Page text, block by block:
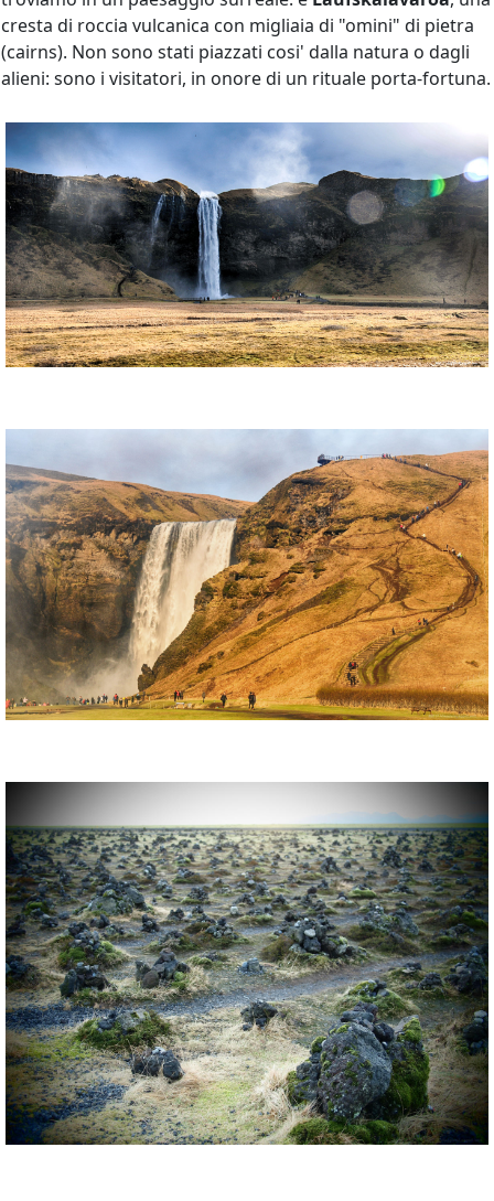
cresta di roccia vulcanica con migliaia di "omini" di pietra
(cairns). Non sono stati piazzati cosi' dalla natura o dagli
alieni: sono i visitatori, in onore di un rituale porta-fortuna.